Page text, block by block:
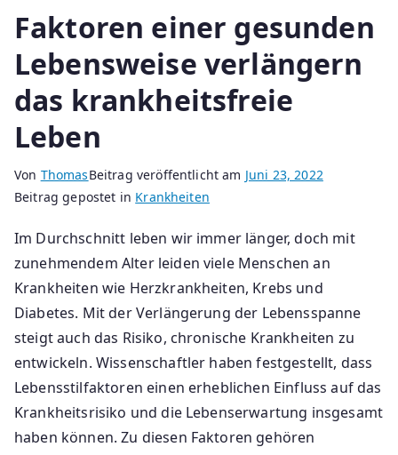
Faktoren einer gesunden
Lebensweise verlängern
das krankheitsfreie
Leben
Von ThomasBeitrag veröffentlicht am Juni 23, 2022
Beitrag gepostet in Krankheiten
Im Durchschnitt leben wir immer länger, doch mit
zunehmendem Alter leiden viele Menschen an
Krankheiten wie Herzkrankheiten, Krebs und
Diabetes. Mit der Verlängerung der Lebensspanne
steigt auch das Risiko, chronische Krankheiten zu
entwickeln. Wissenschaftler haben festgestellt, dass
Lebensstilfaktoren einen erheblichen Einfluss auf das
Krankheitsrisiko und die Lebenserwartung insgesamt
haben können. Zu diesen Faktoren gehören